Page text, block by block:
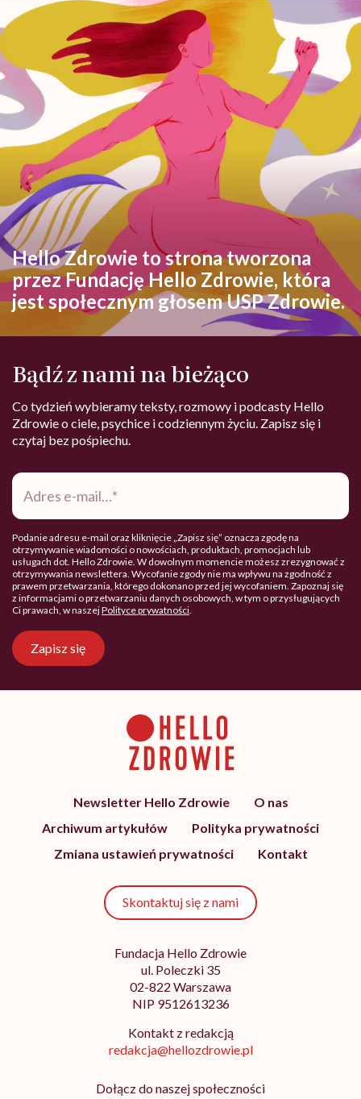
Hello Zdrowie to strona tworzona
przez Fundację Hello Zdrowie, która
jest społecznym głosem USP Zdrowie.
Bądź z nami na bieżąco
Co tydzień wybieramy teksty, rozmowy i podcasty Hello
Zdrowie o ciele, psychice i codziennym życiu. Zapisz się i
czytaj bez pośpiechu.
Adres
mail*
Podanie adresu e-mail oraz kliknięcie „Zapisz się” oznacza zgodę na
otrzymywanie wiadomości o nowościach, produktach, promocjach lub
usługach dot. Hello Zdrowie. W dowolnym momencie możesz zrezygnować z
otrzymywania newslettera. Wycofanie zgody nie ma wpływu na zgodność z
prawem przetwarzania, którego dokonano przed jej wycofaniem. Zapoznaj się
z informacjami o przetwarzaniu danych osobowych, w tym o przysługujących
Ci prawach, w naszejPolityce prywatności.
Zapisz się
Newsletter Hello Zdrowie
O nas
Archiwum artykułów
Polityka prywatności
Zmiana ustawień prywatności
Kontakt
Skontaktuj się z nami
Fundacja Hello Zdrowie
ul. Poleczki 35
02-822 Warszawa
NIP 9512613236
Kontakt z redakcją
redakcja@hellozdrowie.pl
Dołącz do naszej społeczności